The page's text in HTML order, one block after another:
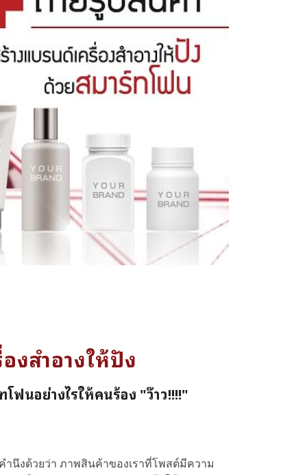
งสำอางให้ปัง
ฟนอย่างไรให้คนร้อง "ว๊าว!!!!"
ด้วยว่า ภาพสินค้าของเราที่โพสต์มีความ